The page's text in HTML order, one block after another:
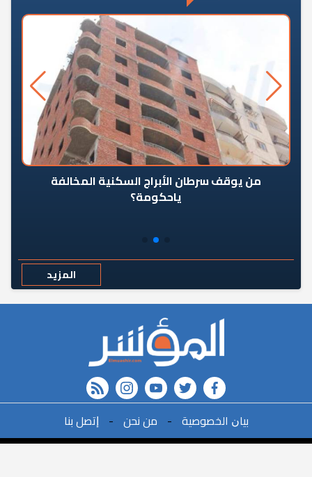
من يوقف سرطان الأبراج السكنية المخالفة
ياحكومة؟
المزيد
FACEBOOK
twitter
youtube
instagram
rss feed
ﺑﻴﺎﻥ اﻟﺨﺼﻮﺻﻴﺔ - ﻣﻦ ﻧﺤﻦ - ﺇﺗﺼﻞ ﺑﻨﺎ